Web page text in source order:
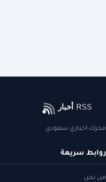
محرك اخباري سعودي
روابط سريعة
من نحن